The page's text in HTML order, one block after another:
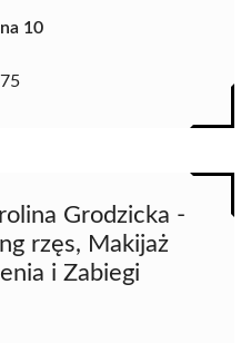
10
Grodzicka -
rzęs, Makijaż
i Zabiegi